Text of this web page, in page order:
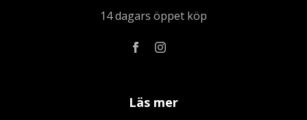
14 dagars öppet köp
Läs mer